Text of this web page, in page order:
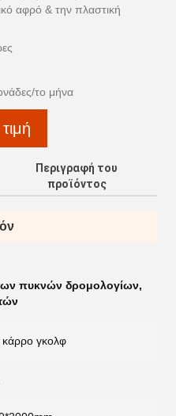
αφρό & την πλαστική
το μήνα
Περιγραφή του
προϊόντος
πυκνών δρομολογίων,
κάρρο γκολφ